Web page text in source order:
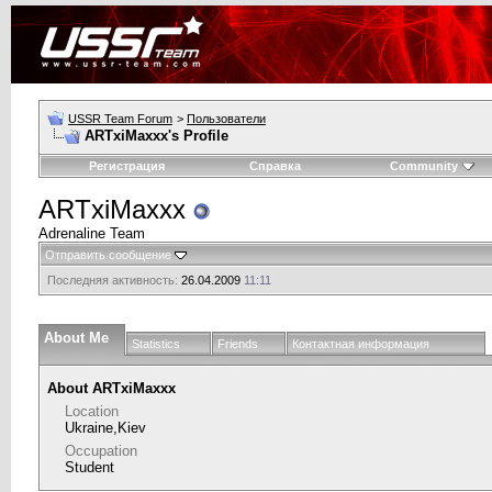
USSR Team Forum > Пользователи
ARTxiMaxxx's Profile
Регистрация Справка Community
ARTxiMaxxx
Adrenaline Team
Отправить сообщение
Последняя активность: 26.04.2009 11:11
About Me Statistics Friends Контактная информация
About ARTxiMaxxx
Location
Ukraine,Kiev
Occupation
Student